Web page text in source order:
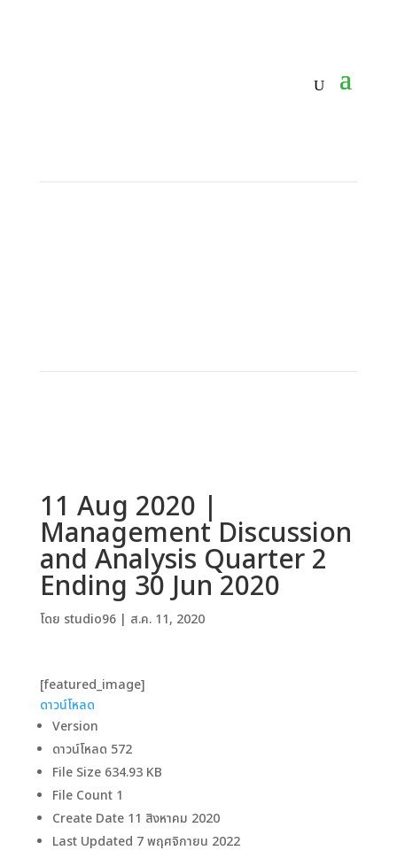
11 Aug 2020 |
Management Discussion
and Analysis Quarter 2
Ending 30 Jun 2020
โดย studio96| ส.ค. 11, 2020
[featured_image]
ดาวน์โหลด
Version
ดาวน์โหลด 572
File Size 634.93 KB
File Count 1
Create Date 11 สิงหาคม 2020
Last Updated 7 พฤศจิกายน 2022